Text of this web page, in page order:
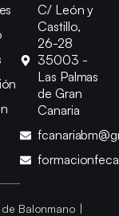
C/ León y
Castillo,
26-28
35003 -
Las Palmas
de Gran
Canaria
Balonmano |